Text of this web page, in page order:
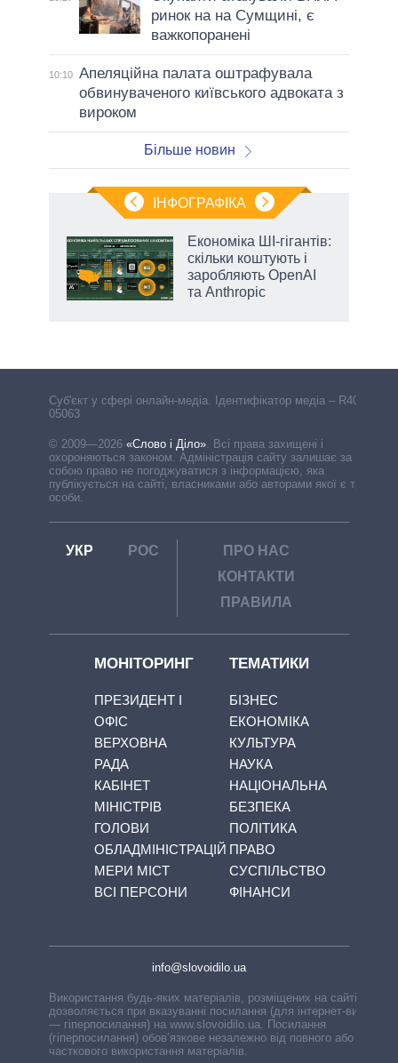
ринок на на Сумщині, є
важкопоранені
10:10 Апеляційна палата оштрафувала
обвинуваченого київського адвоката з
вироком
Більше новин
ІНФОГРАФІКА
Економіка ШІ-гігантів:
скільки коштують і
заробляють OpenAI
та Anthropic
Cуб'єкт у сфері онлайн-медіа. Ідентифікатор медіа – R40-
05063
© 2009—2026 «Слово і Діло». Всі права захищені і
охороняються законом. Адміністрація сайту залишає за
собою право не погоджуватися з інформацією, яка
публікується на сайті, власниками або авторами якої є треті
особи.
УКР РОС
ПРО НАС
КОНТАКТИ
ПРАВИЛА
МОНІТОРИНГ
ПРЕЗИДЕНТ І
ОФІС
ВЕРХОВНА
РАДА
КАБІНЕТ
МІНІСТРІВ
ГОЛОВИ
ОБЛАДМІНІСТРАЦІЙ
МЕРИ МІСТ
ВСІ ПЕРСОНИ
ТЕМАТИКИ
БІЗНЕС
ЕКОНОМІКА
КУЛЬТУРА
НАУКА
НАЦІОНАЛЬНА
БЕЗПЕКА
ПОЛІТИКА
ПРАВО
СУСПІЛЬСТВО
ФІНАНСИ
info@slovoidilo.ua
Використання будь-яких матеріалів, розміщених на сайті,
дозволяється при вказуванні посилання (для інтернет-видань
— гіперпосилання) на www.slovoidilo.ua. Посилання
(гіперпосилання) обов’язкове незалежно від повного або
часткового використання матеріалів.